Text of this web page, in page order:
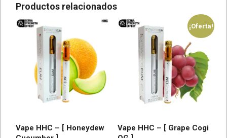
Productos relacionados
Vape HHC – [ Honeydew
¡Oferta!
Vape HHC – [ Grape Cogi